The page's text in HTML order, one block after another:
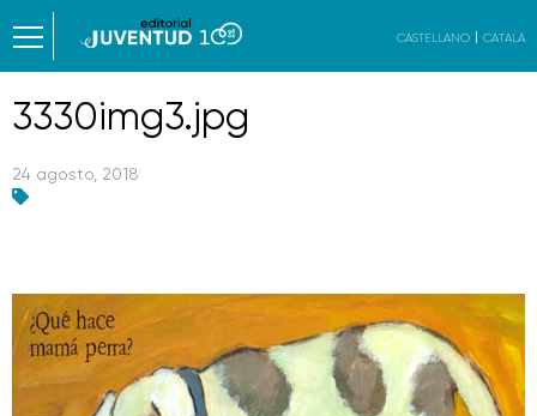
CASTELLANO CATALÀ
3330img3.jpg
24 agosto, 2018